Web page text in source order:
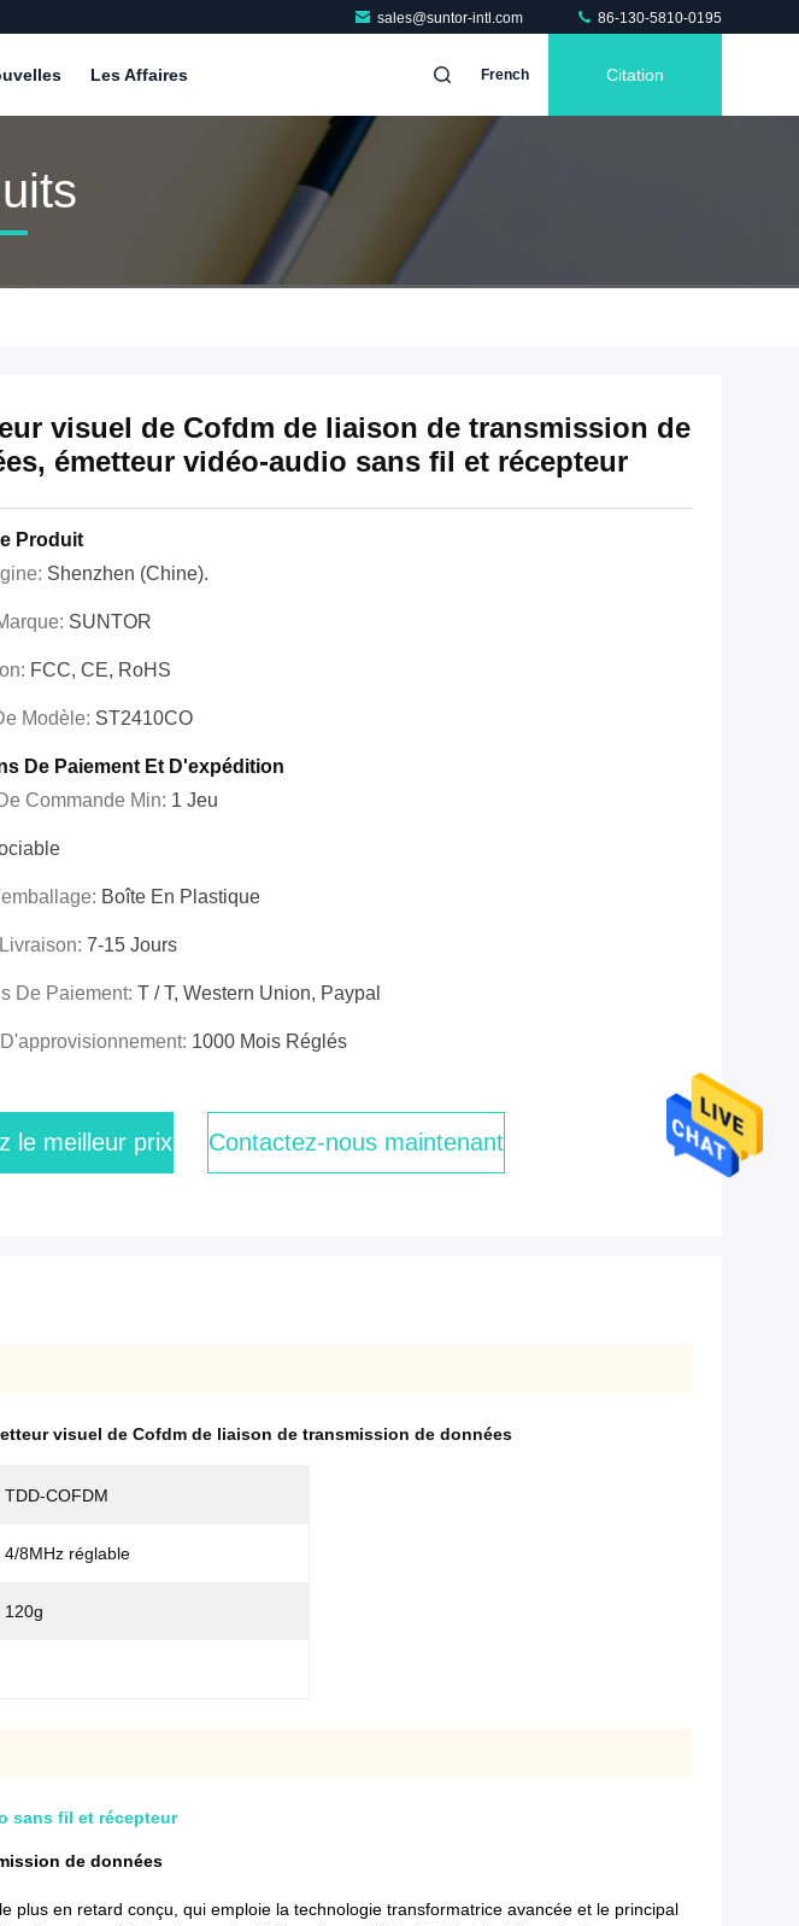
sales@suntor-intl.com 86-130-5810-0195
Les Affaires French Citation
visuel de Cofdm de liaison de transmission de
émetteur vidéo-audio sans fil et récepteur
Produit
Shenzhen (Chine).
SUNTOR
FCC, CE, RoHS
Modèle: ST2410CO
De Paiement Et D'expédition
Commande Min: 1 Jeu
Boîte En Plastique
7-15 Jours
De Paiement: T / T, Western Union, Paypal
1000 Mois Réglés
le meilleur prix Contactez-nous maintenant
visuel de Cofdm de liaison de transmission de données
TDD-COFDM
4/8MHz réglable
120g
sans fil et récepteur
de données
en retard conçu, qui emploie la technologie transformatrice avancée et le principal